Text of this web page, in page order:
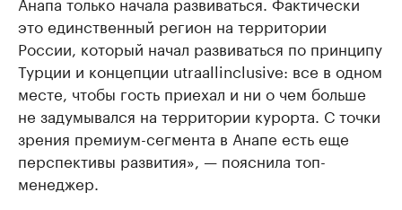
это единственный регион на территории
России, который начал развиваться по принципу
Турции и концепции utraallinclusive: все в одном
месте, чтобы гость приехал и ни о чем больше
не задумывался на территории курорта. С точки
зрения премиум-сегмента в Анапе есть еще
перспективы развития», — пояснила топ-
менеджер.